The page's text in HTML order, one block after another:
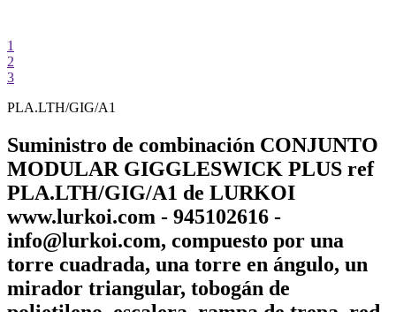
1
2
3
PLA.LTH/GIG/A1
Suministro de combinación CONJUNTO
MODULAR GIGGLESWICK PLUS ref
PLA.LTH/GIG/A1 de LURKOI
www.lurkoi.com - 945102616 -
info@lurkoi.com, compuesto por una
torre cuadrada, una torre en ángulo, un
mirador triangular, tobogán de